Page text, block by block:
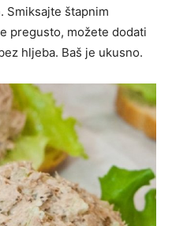
Smiksajte štapnim
pregusto, možete dodati
hljeba. Baš je ukusno.